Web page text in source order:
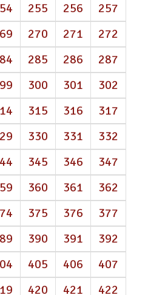
255 256
257
270 271
272
285 286
287
300 301
302
315 316
317
330 331
332
345 346
347
360 361
362
375 376
377
390 391
392
405 406
407
420 421 422